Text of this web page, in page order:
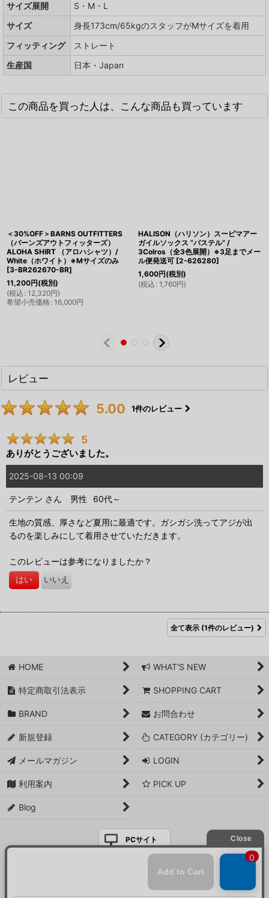
サイズ展開
S・M・L
サイズ
身長173cm/65kgのスタッフがMサイズを着用
フィッティング
ストレート
生産国
日本・Japan
この商品を買った人は、こんな商品も買っています
＜30%OFF＞BARNS OUTFITTERS
（バーンズアウトフィッターズ）
ALOHA SHIRT （アロハシャツ）/
White（ホワイト）※Mサイズのみ
[3-BR262670-BR]
11,200円(税別)
(税込 : 12,320円)
希望小売価格 : 16,000円
HALISON（ハリソン）スーピマアー
ガイルソックス ”パステル” /
3Colros（全3色展開）※3足までメー
ル便発送可 [2-626280]
1,600円(税別)
(税込 : 1,760円)
レビュー
5.00 1件のレビュー
5
ありがとうございました。
2025-08-13 00:09
テンテン さん 男性 60代～
生地の質感、厚さなど夏用に最適です。ガシガシ洗ってアジが出
るのを楽しみにして着用させていただきます。
このレビューは参考になりましたか？
はい いいえ
全て表示 (1件のレビュー)
HOME WHAT'S NEW
特定商取引法表示 SHOPPING CART
BRAND お問合わせ
新規登録 CATEGORY (カテゴリー)
メールマガジン LOGIN
利用案内 PICK UP
Blog
PCサイト